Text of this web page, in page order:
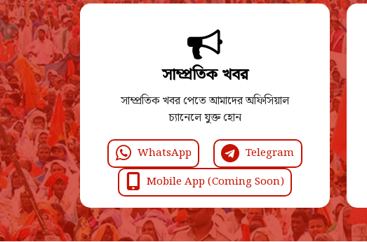
সাম্প্রতিক খবর
সাম্প্রতিক খবর পেতে আমাদের অফিসিয়াল
চ্যানেলে যুক্ত হোন
WhatsApp
Telegram
Mobile App (Coming Soon)